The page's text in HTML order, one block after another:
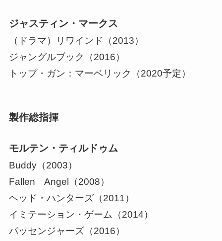
ジャスティン・マークス
（ドラマ）リワインド（2013）
ジャングルブック（2016）
トップ・ガン：マーベリック（2020予定）
製作総指揮
モルテン・ティルドゥム
Buddy（2003）
Fallen Angel（2008）
ヘッド・ハンターズ（2011）
イミテーション・ゲーム（2014）
パッセンジャーズ（2016）